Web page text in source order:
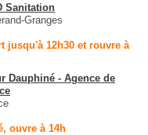
Sanitation
Granges
jusqu'à 12h30 et rouvre à
Dauphiné - Agence de
ouvre à 14h